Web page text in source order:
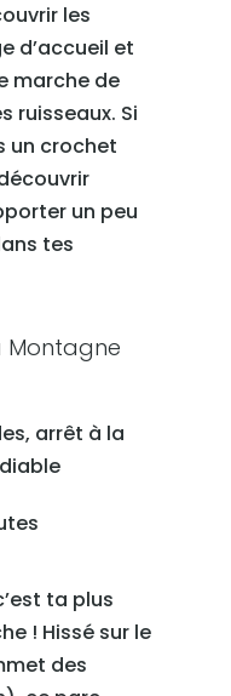
les
d’accueil et
marche de
ruisseaux. Si
un crochet
un peu
tes
Montagne
ta plus
! Hissé sur le
des